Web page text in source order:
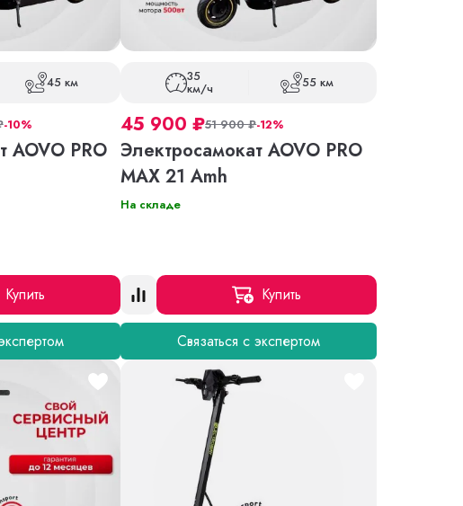
45 км
-10%
AOVO PRO
Купить
35
км/ч 55 км
45 900₽51 900₽-12%
Электросамокат AOVO PRO
MAX 21 Amh
На складе
Купить
Связаться с экспертом